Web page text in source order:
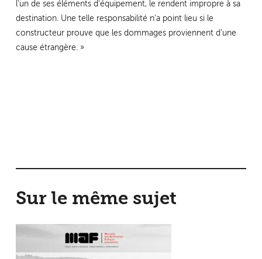
l'un de ses éléments d'équipement, le rendent impropre à sa
destination. Une telle responsabilité n'a point lieu si le
constructeur prouve que les dommages proviennent d'une
cause étrangère. »
Sur le même sujet